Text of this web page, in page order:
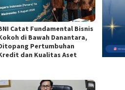
Catat Fundamental Bisnis
di Bawah Danantara,
Pertumbuhan
dan Kualitas Aset